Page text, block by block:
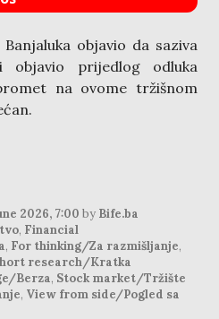
objavio da saziva
objavio prijedlog odluka
na ovome tržišnom
2026, 7:00 by Bife.ba
, Financial
, For thinking/Za razmišljanje,
research/Kratka
Berza, Stock market/Tržište
, View from side/Pogled sa